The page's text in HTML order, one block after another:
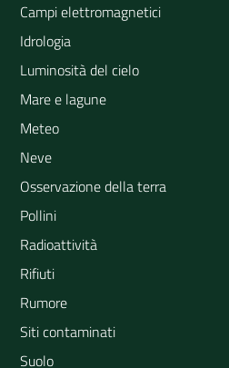
Campi elettromagnetici
Idrologia
Luminosità del cielo
Mare e lagune
Meteo
Neve
Osservazione della terra
Pollini
Radioattività
Rifiuti
Rumore
Siti contaminati
Suolo